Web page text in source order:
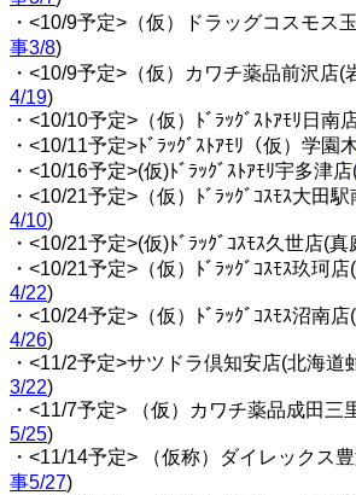
・<10/9予定>（仮）ドラッグコスモス
事3/8)
・<10/9予定>（仮）カワチ薬品前沢店(
4/19)
・<10/10予定>（仮）ﾄﾞﾗｯｸﾞｽﾄｱﾓﾘ日南
・<10/11予定>ﾄﾞﾗｯｸﾞｽﾄｱﾓﾘ（仮）学園
・<10/16予定>(仮)ﾄﾞﾗｯｸﾞｽﾄｱﾓﾘ宇多津店
・<10/21予定>（仮）ﾄﾞﾗｯｸﾞｺｽﾓｽ大田
4/10)
・<10/21予定>(仮)ﾄﾞﾗｯｸﾞｺｽﾓｽ久世店(真
・<10/21予定>（仮）ﾄﾞﾗｯｸﾞｺｽﾓｽ玖珂
4/22)
・<10/24予定>（仮）ﾄﾞﾗｯｸﾞｺｽﾓｽ沼南
4/26)
・<11/2予定>サツドラ倶知安店(北海道
3/22)
・<11/7予定> （仮）カワチ薬品成田三
5/25)
・<11/14予定> （仮称）ダイレックス
事5/27)